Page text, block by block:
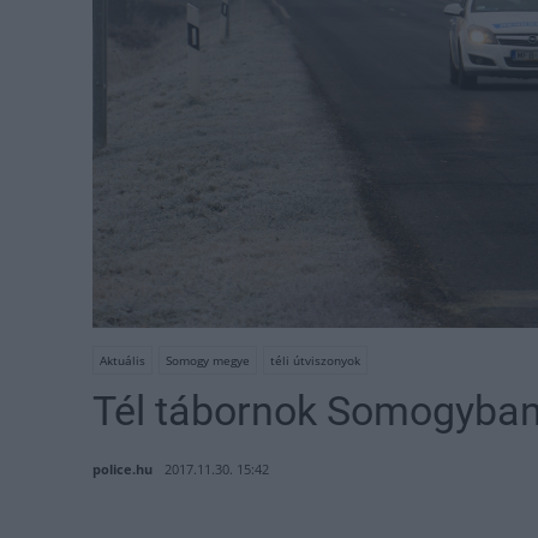
Aktuális Somogy megye téli útviszonyok
Tél tábornok
police.hu 2017.11.30. 15:42